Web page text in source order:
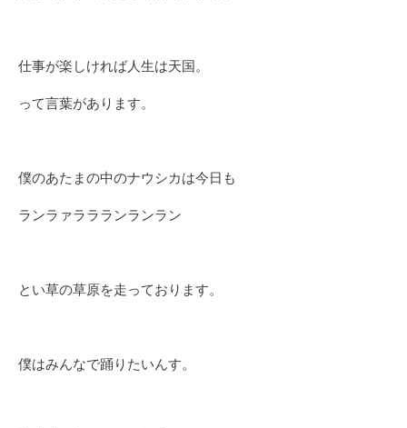
仕事が楽しければ人生は天国。
って言葉があります。
僕のあたまの中のナウシカは今日も
ランラァララランランラン
とい草の草原を走っております。
僕はみんなで踊りたいんす。